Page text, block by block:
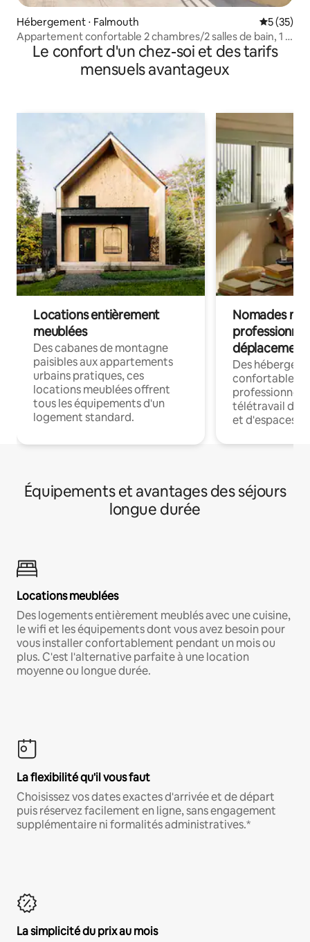
Hébergement ⋅ Falmouth
5 (35)
Appartement confortable 2 chambres/2 salles de bain, 1 lit
king size, 2 lits doubles, 1 canapé-lit
Le confort d'un chez-soi et des tarifs
mensuels avantageux
Locations entièrement
meublées
Des cabanes de montagne
paisibles aux appartements
urbains pratiques, ces
locations meublées offrent
tous les équipements d'un
logement standard.
Nomades
déplacement
Des
confortables
professionnels
télétravail
et d'espaces
Équipements et avantages des séjours
longue durée
Locations meublées
Des logements entièrement meublés avec une cuisine,
le wifi et les équipements dont vous avez besoin pour
vous installer confortablement pendant un mois ou
plus. C'est l'alternative parfaite à une location
moyenne ou longue durée.
La flexibilité qu'il vous faut
Choisissez vos dates exactes d'arrivée et de départ
puis réservez facilement en ligne, sans engagement
supplémentaire ni formalités administratives.*
La simplicité du prix au mois